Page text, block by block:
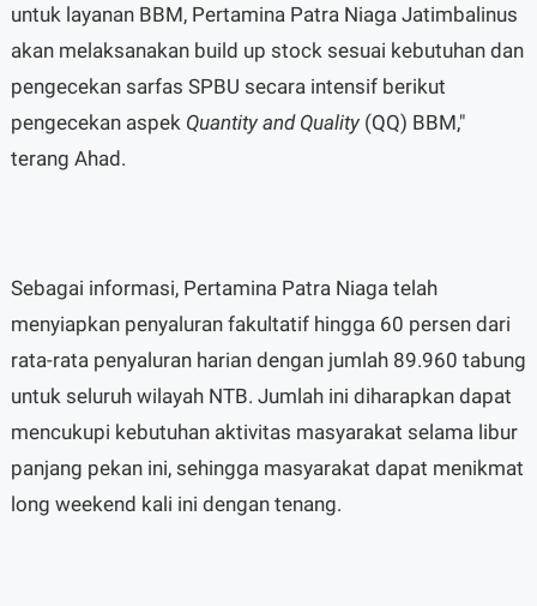
untuk layanan BBM, Pertamina Patra Niaga Jatimbalinus
akan melaksanakan build up stock sesuai kebutuhan dan
pengecekan sarfas SPBU secara intensif berikut
pengecekan aspek Quantity and Quality(QQ) BBM,"
terang Ahad.
Sebagai informasi, Pertamina Patra Niaga telah
menyiapkan penyaluran fakultatif hingga 60 persen dari
rata-rata penyaluran harian dengan jumlah 89.960 tabung
untuk seluruh wilayah NTB. Jumlah ini diharapkan dapat
mencukupi kebutuhan aktivitas masyarakat selama libur
panjang pekan ini, sehingga masyarakat dapat menikmat
long weekend kali ini dengan tenang.